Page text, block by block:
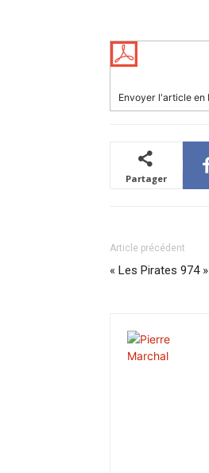
Envoyer l'article en
Partager
Article précédent
« Les Pirates 974